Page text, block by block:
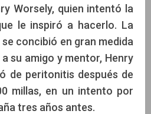
Worsely, quien intentó la
le inspiró a hacerlo. La
concibió en gran medida
su amigo y mentor, Henry
de peritonitis después de
millas, en un intento por
tres años antes.